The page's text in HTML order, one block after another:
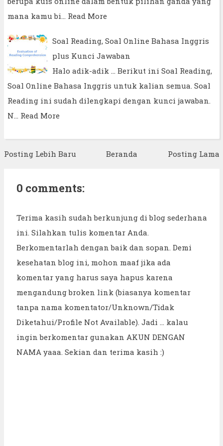
mana kamu bi…
Read More
Soal Reading, Soal Online Bahasa Inggris
plus Kunci Jawaban
Halo adik-adik ... Berikut ini Soal Reading,
Soal Online Bahasa Inggris untuk kalian semua. Soal
Reading ini sudah dilengkapi dengan kunci jawaban.
N…
Read More
Posting Lebih Baru Posting Lama
Beranda
0 comments:
Terima kasih sudah berkunjung di blog sederhana
ini. Silahkan tulis komentar Anda.
Berkomentarlah dengan baik dan sopan. Demi
kesehatan blog ini, mohon maaf jika ada
komentar yang harus saya hapus karena
mengandung broken link (biasanya komentar
tanpa nama komentator/Unknown/Tidak
Diketahui/Profile Not Available). Jadi ... kalau
ingin berkomentar gunakan AKUN DENGAN
NAMA yaaa. Sekian dan terima kasih :)